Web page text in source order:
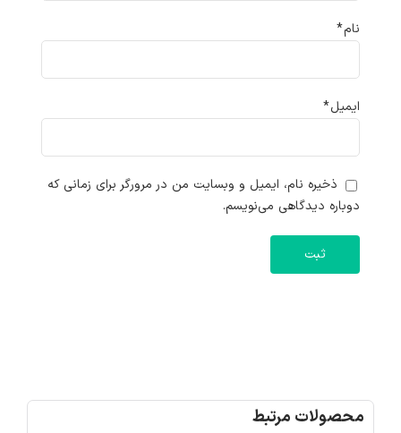
نام*
ایمیل*
ذخیره نام، ایمیل و وبسایت من در مرورگر برای زمانی که
دوباره دیدگاهی می‌نویسم.
محصولات مرتبط